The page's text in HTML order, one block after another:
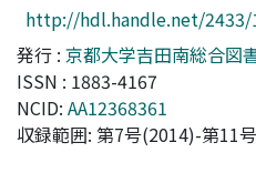
http://hdl.handle.net/2433/
発行 : 京都大学吉田南総合図
ISSN : 1883-4167
NCID: AA12368361
収録範囲: 第7号(2014)-第11